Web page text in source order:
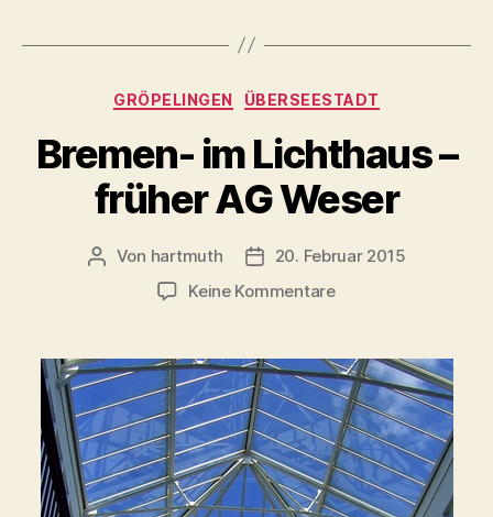
Kategorien
GRÖPELINGEN ÜBERSEESTADT
Bremen- im Lichthaus –
früher AG Weser
Beitragsautor
Von hartmuth Veröffentlichungsdatum
20. Februar 2015
Keine Kommentarezu
Lichthaus
–
früher
AG
Weser